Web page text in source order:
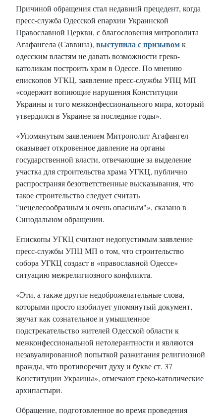
Причиной обращения стал недавний прецедент, когда
пресс-служба Одесской епархии Украинской
Православной Церкви, с благословения митрополита
Агафангела (Саввина), выступила с призывомк
одесским властям не давать возможности греко-
католикам построить храм в Одессе. По мнению
епископов УГКЦ, заявление пресс-службы УПЦ МП
«содержит вопиющие нарушения Конституции
Украины и того межконфессионального мира, который
утвердился в Украине за последние годы».
«Упомянутым заявлением Митрополит Агафангел
оказывает откровенное давление на органы
государственной власти, отвечающие за выделение
участка для строительства храма УГКЦ, публично
распространяя безответственные высказывания, что
такое строительство следует считать
"нецелесообразным и очень опасным"», сказано в
Синодальном обращении.
Епископы УГКЦ считают недопустимым заявление
пресс-службы УПЦ МП о том, что строительство
собора УГКЦ создаст в «православной Одессе»
ситуацию межрелигиозного конфликта.
«Эти, а также другие недоброжелательные слова,
которыми просто изобилует упомянутый документ,
звучат как сознательное и умышленное
подстрекательство жителей Одесской области к
межконфессиональной нетолерантности и являются
незавуалированной попыткой разжигания религиозной
вражды, что противоречит духу и букве ст. 37
Конституции Украины», отмечают греко-католические
архипастыри.
Обращение, подготовленное во время проведения